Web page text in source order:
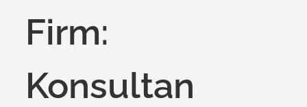
Firm:
Konsultan